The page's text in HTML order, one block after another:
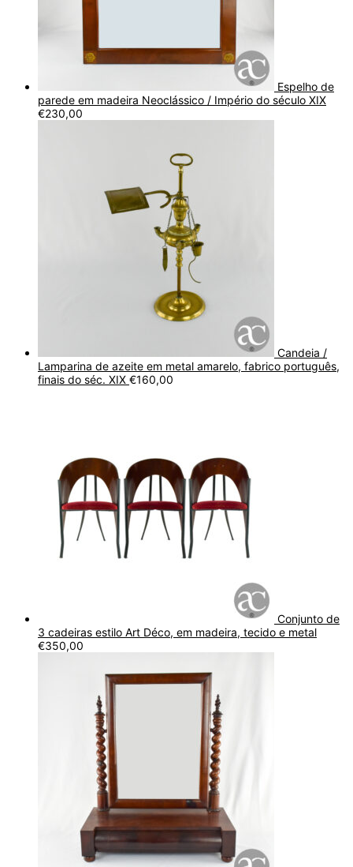
Espelho de
parede em madeira Neoclássico / Império do século XIX
€230,00
Candeia /
Lamparina de azeite em metal amarelo, fabrico português,
finais do séc. XIX €160,00
Conjunto de
3 cadeiras estilo Art Déco, em madeira, tecido e metal
€350,00